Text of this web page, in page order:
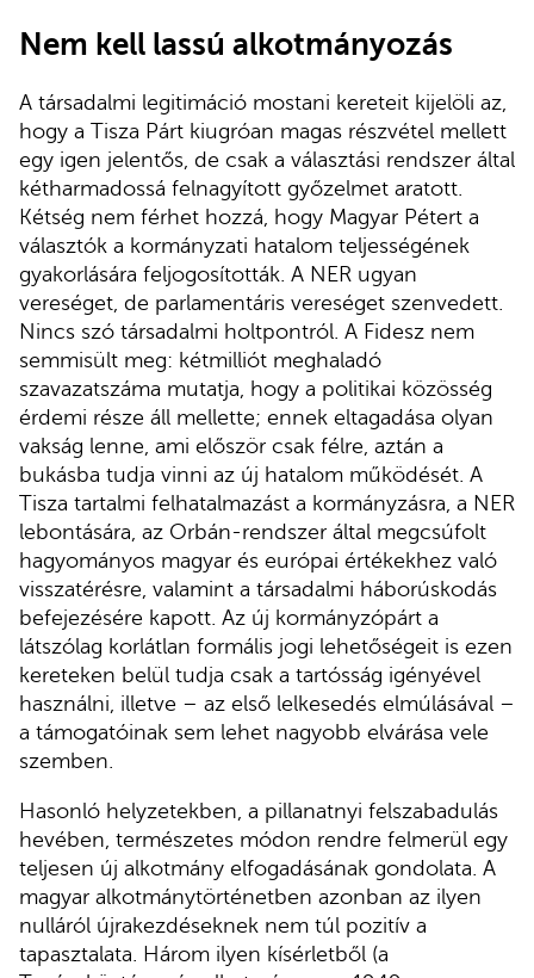
Nem kell lassú alkotmányozás
A társadalmi legitimáció mostani kereteit kijelöli az,
hogy a Tisza Párt kiugróan magas részvétel mellett
egy igen jelentős, de csak a választási rendszer által
kétharmadossá felnagyított győzelmet aratott.
Kétség nem férhet hozzá, hogy Magyar Pétert a
választók a kormányzati hatalom teljességének
gyakorlására feljogosították. A NER ugyan
vereséget, de parlamentáris vereséget szenvedett.
Nincs szó társadalmi holtpontról. A Fidesz nem
semmisült meg: kétmilliót meghaladó
szavazatszáma mutatja, hogy a politikai közösség
érdemi része áll mellette; ennek eltagadása olyan
vakság lenne, ami először csak félre, aztán a
bukásba tudja vinni az új hatalom működését. A
Tisza tartalmi felhatalmazást a kormányzásra, a NER
lebontására, az Orbán-rendszer által megcsúfolt
hagyományos magyar és európai értékekhez való
visszatérésre, valamint a társadalmi háborúskodás
befejezésére kapott. Az új kormányzópárt a
látszólag korlátlan formális jogi lehetőségeit is ezen
kereteken belül tudja csak a tartósság igényével
használni, illetve – az első lelkesedés elmúlásával –
a támogatóinak sem lehet nagyobb elvárása vele
szemben.
Hasonló helyzetekben, a pillanatnyi felszabadulás
hevében, természetes módon rendre felmerül egy
teljesen új alkotmány elfogadásának gondolata. A
magyar alkotmánytörténetben azonban az ilyen
nulláról újrakezdéseknek nem túl pozitív a
tapasztalata. Három ilyen kísérletből (a